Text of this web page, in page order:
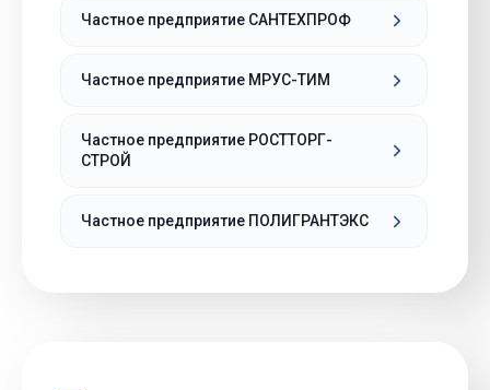
Частное предприятие САНТЕХПРОФ
Частное предприятие МРУС-ТИМ
Частное предприятие РОСТТОРГ-
СТРОЙ
Частное предприятие ПОЛИГРАНТЭКС